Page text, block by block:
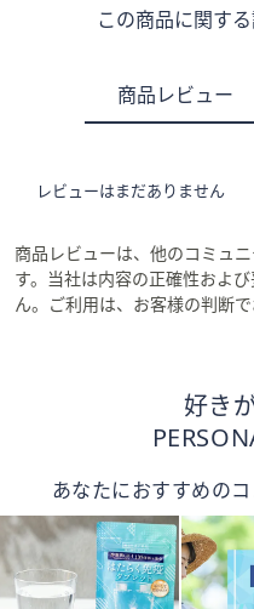
この商品に関す
商品レビュー
レビューはまだありません
商品レビューは、他のコミュ
す。当社は内容の正確性およ
ん。ご利用は、お客様の判断で
好き
あなたにおすすめの